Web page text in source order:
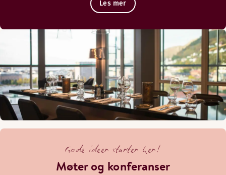
Les mer
Gode ideer starter her!
Møter og konferanser